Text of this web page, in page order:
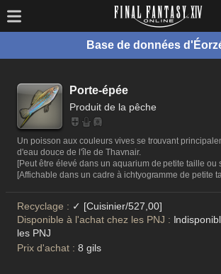
Base de données
Porte-épée
Produit de la pêche
Un poisson aux couleurs vives se trouvant
d'eau douce de l'île de Thavnair.
[Peut être élevé dans un aquarium de petite taille ou
[Affichable dans un cadre à ichtyogramme de petite
Recyclage : ✓ [Cuisinier/527,00]
Disponible à l'achat chez les PNJ :
les PNJ
Prix d'achat : 8 gils